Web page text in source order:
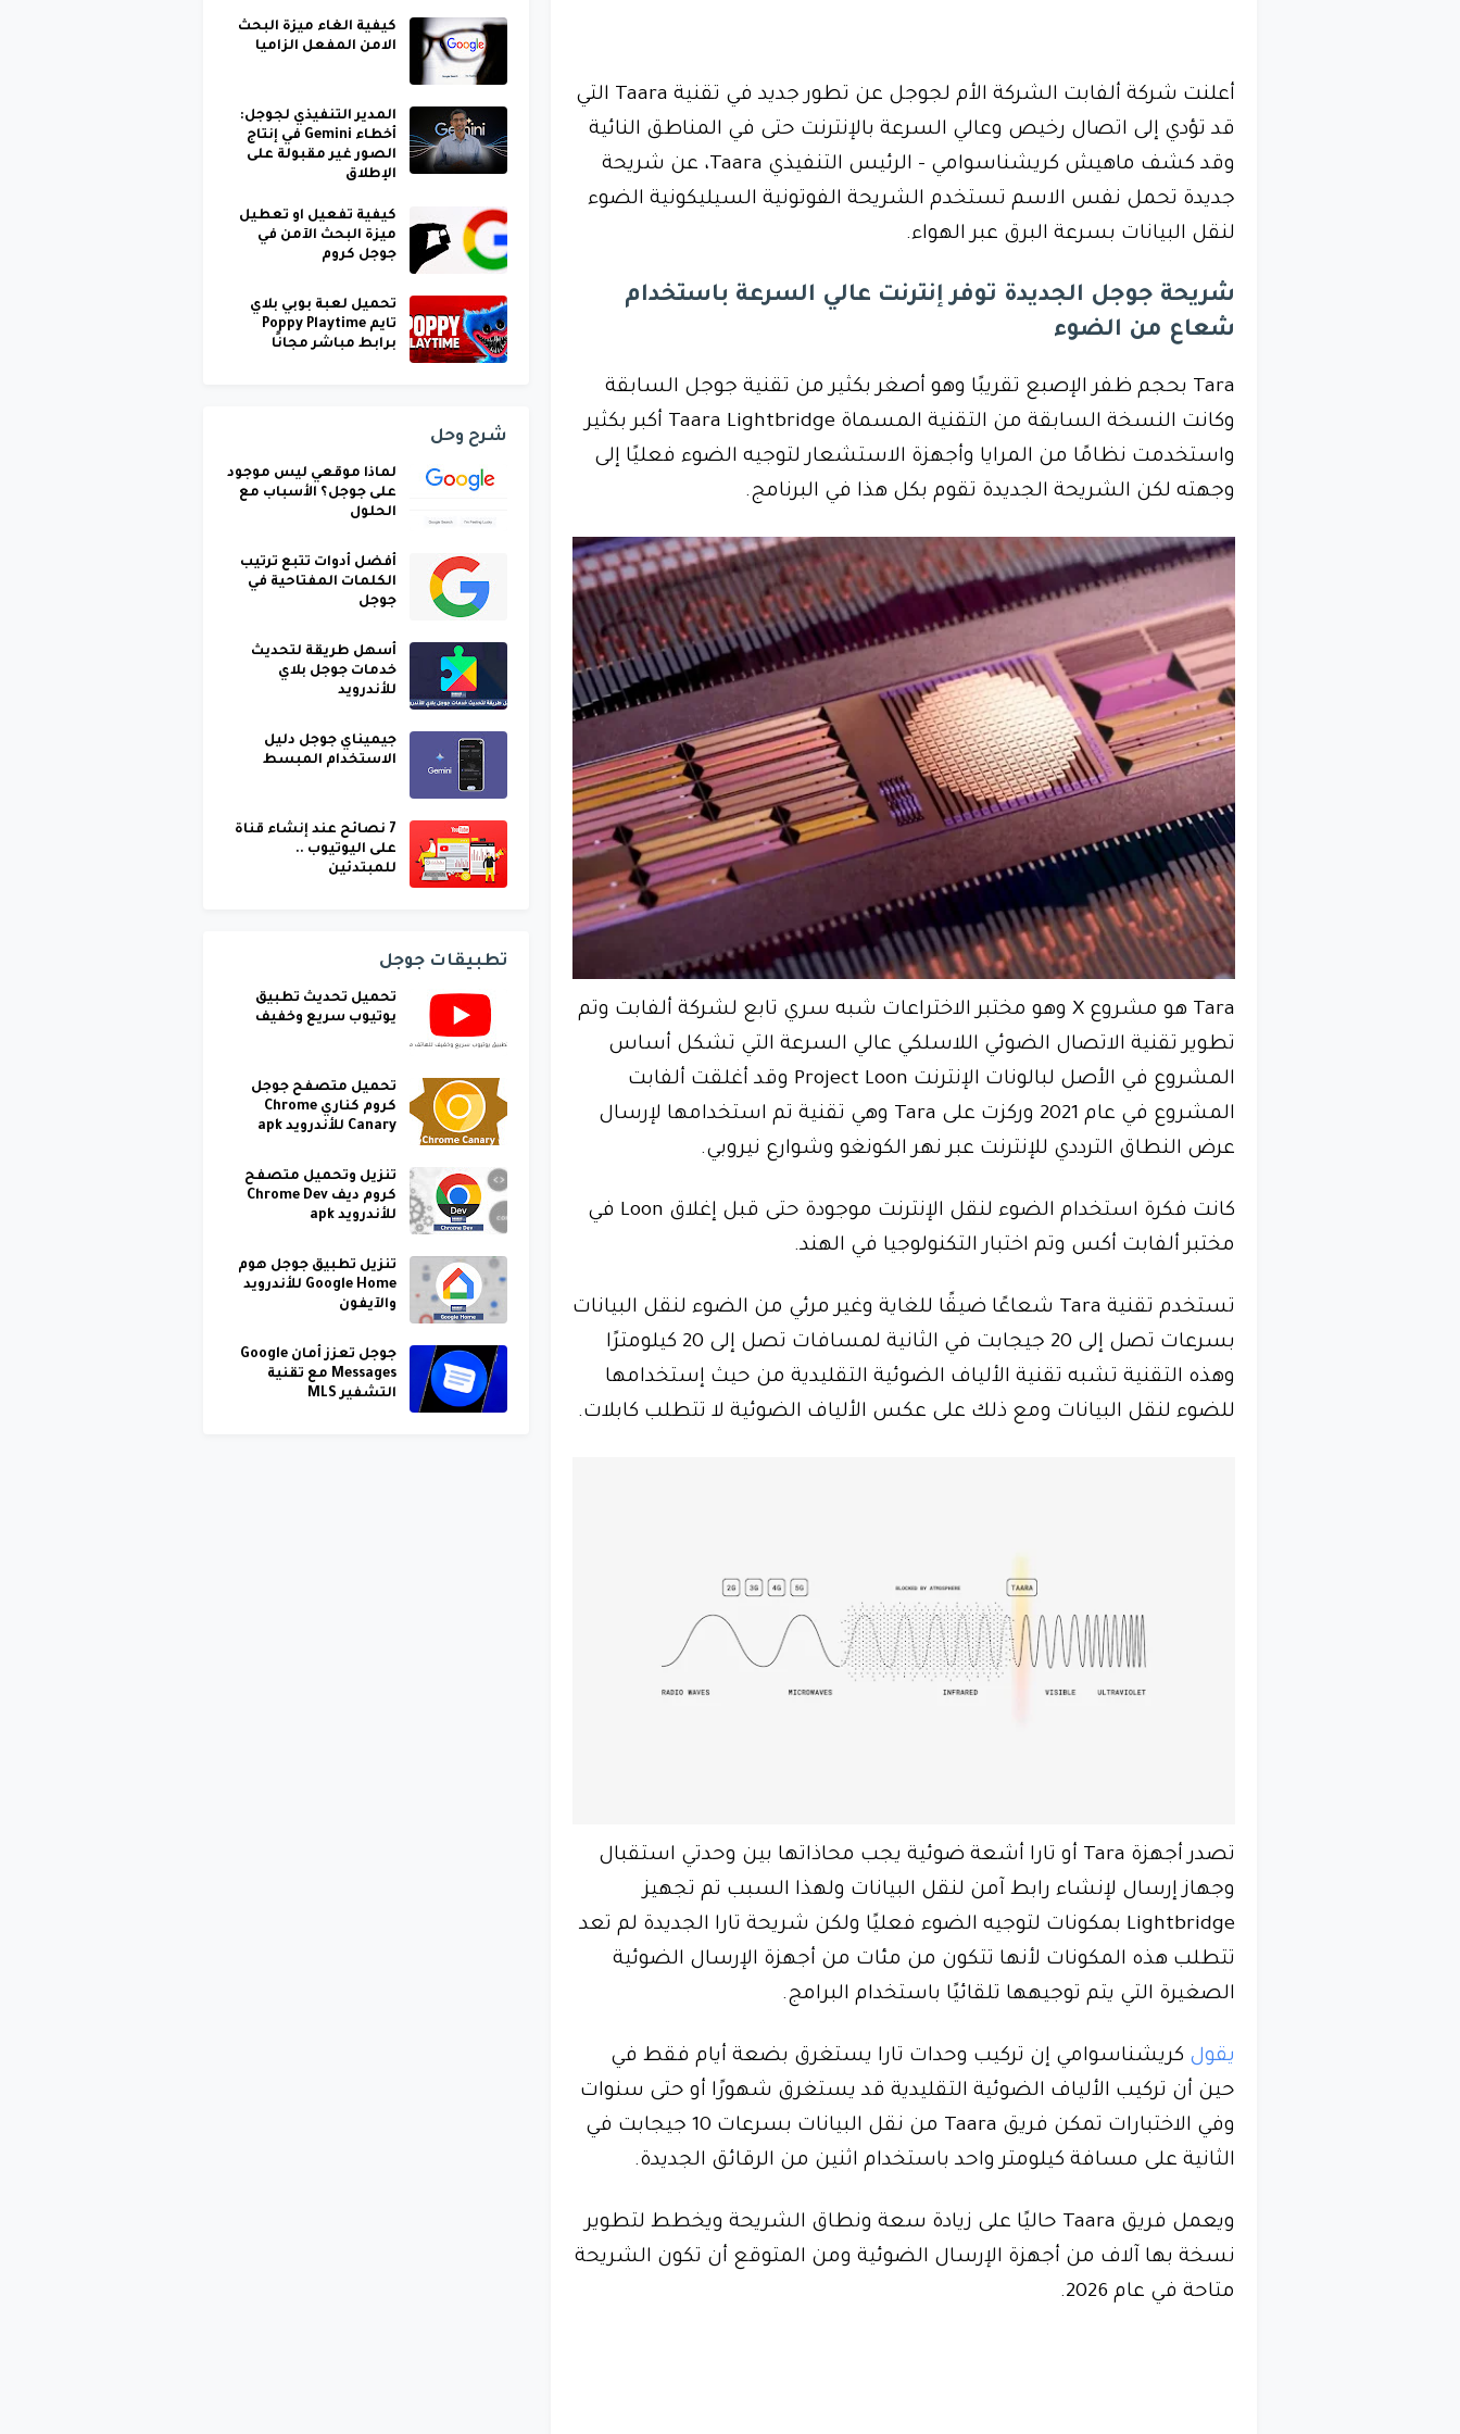
أعلنت شركة ألفابت الشركة الأم لجوجل عن تطور جديد في تقنية Taara التي
قد تؤدي إلى اتصال رخيص وعالي السرعة بالإنترنت حتى في المناطق النائية
وقد كشف ماهيش كريشناسوامي - الرئيس التنفيذي Taara، عن شريحة
جديدة تحمل نفس الاسم تستخدم الشريحة الفوتونية السيليكونية الضوء
لنقل البيانات بسرعة البرق عبر الهواء.
شريحة جوجل الجديدة توفر إنترنت عالي السرعة باستخدام
شعاع من الضوء
Tara بحجم ظفر الإصبع تقريبًا وهو أصغر بكثير من تقنية جوجل السابقة
وكانت النسخة السابقة من التقنية المسماة Taara Lightbridge أكبر بكثير
واستخدمت نظامًا من المرايا وأجهزة الاستشعار لتوجيه الضوء فعليًا إلى
وجهته لكن الشريحة الجديدة تقوم بكل هذا في البرنامج.
Tara هو مشروع X وهو مختبر الاختراعات شبه سري تابع لشركة ألفابت وتم
تطوير تقنية الاتصال الضوئي اللاسلكي عالي السرعة التي تشكل أساس
المشروع في الأصل لبالونات الإنترنت Project Loon وقد أغلقت ألفابت
المشروع في عام 2021 وركزت على Tara وهي تقنية تم استخدامها لإرسال
عرض النطاق الترددي للإنترنت عبر نهر الكونغو وشوارع نيروبي.
كانت فكرة استخدام الضوء لنقل الإنترنت موجودة حتى قبل إغلاق Loon في
مختبر ألفابت أكس وتم اختبار التكنولوجيا في الهند.
تستخدم تقنية Tara شعاعًا ضيقًا للغاية وغير مرئي من الضوء لنقل البيانات
بسرعات تصل إلى 20 جيجابت في الثانية لمسافات تصل إلى 20 كيلومترًا
وهذه التقنية تشبه تقنية الألياف الضوئية التقليدية من حيث إستخدامها
للضوء لنقل البيانات ومع ذلك على عكس الألياف الضوئية لا تتطلب كابلات.
تصدر أجهزة Tara أو تارا أشعة ضوئية يجب محاذاتها بين وحدتي استقبال
وجهاز إرسال لإنشاء رابط آمن لنقل البيانات ولهذا السبب تم تجهيز
Lightbridge بمكونات لتوجيه الضوء فعليًا ولكن شريحة تارا الجديدة لم تعد
تتطلب هذه المكونات لأنها تتكون من مئات من أجهزة الإرسال الضوئية
الصغيرة التي يتم توجيهها تلقائيًا باستخدام البرامج.
يقول كريشناسوامي إن تركيب وحدات تارا يستغرق بضعة أيام فقط في
حين أن تركيب الألياف الضوئية التقليدية قد يستغرق شهورًا أو حتى سنوات
وفي الاختبارات تمكن فريق Taara من نقل البيانات بسرعات 10 جيجابت في
الثانية على مسافة كيلومتر واحد باستخدام اثنين من الرقائق الجديدة.
ويعمل فريق Taara حاليًا على زيادة سعة ونطاق الشريحة ويخطط لتطوير
نسخة بها آلاف من أجهزة الإرسال الضوئية ومن المتوقع أن تكون الشريحة
متاحة في عام 2026.
كيفية الغاء ميزة البحث
الامن المفعل الزاميا
المدير التنفيذي لجوجل:
أخطاء Gemini في إنتاج
الصور غير مقبولة على
الإطلاق
كيفية تفعيل او تعطيل
ميزة البحث الآمن في
جوجل كروم
تحميل لعبة بوبي بلاي
تايم Poppy Playtime
برابط مباشر مجانًا
شرح وحل
لماذا موقعي ليس موجود
على جوجل؟ الأسباب مع
الحلول
أفضل أدوات تتبع ترتيب
الكلمات المفتاحية في
جوجل
أسهل طريقة لتحديث
خدمات جوجل بلاي
للأندرويد
جيميناي جوجل دليل
الاستخدام المبسط
7 نصائح عند إنشاء قناة
على اليوتيوب ..
للمبتدئين
تطبيقات جوجل
تحميل تحديث تطبيق
يوتيوب سريع وخفيف
تحميل متصفح جوجل
كروم كناري Chrome
Canary للأندرويد apk
تنزيل وتحميل متصفح
كروم ديف Chrome Dev
للأندرويد apk
تنزيل تطبيق جوجل هوم
Google Home للأندرويد
والآيفون
جوجل تعزز أمان Google
Messages مع تقنية
التشفير MLS